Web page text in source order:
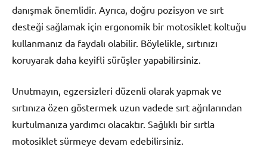
danışmak önemlidir. Ayrıca, doğru pozisyon ve sırt
desteği sağlamak için ergonomik bir motosiklet koltuğu
kullanmanız da faydalı olabilir. Böylelikle, sırtınızı
koruyarak daha keyifli sürüşler yapabilirsiniz.
Unutmayın, egzersizleri düzenli olarak yapmak ve
sırtınıza özen göstermek uzun vadede sırt ağrılarından
kurtulmanıza yardımcı olacaktır. Sağlıklı bir sırtla
motosiklet sürmeye devam edebilirsiniz.